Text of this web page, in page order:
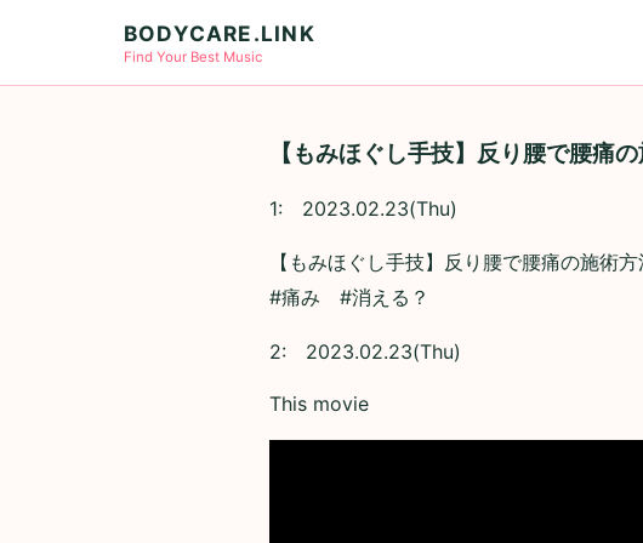
BODYCARE.LINK
Find Your Best Music
【もみほぐし手技】反り腰で腰痛
1: 2023.02.23(Thu)
【もみほぐし手技】反り腰で腰痛の施術
#痛み #消える？
2: 2023.02.23(Thu)
This movie